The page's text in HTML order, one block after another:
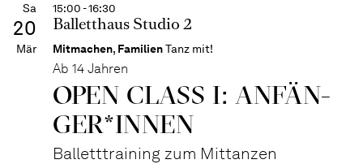
Sa
20
Mär
15:00 - 16:30
Balletthaus Studio 2
Mitmachen, FamilienTanz mit!
Ab 14 Jahren
OPEN CLASS I: ANFÄN­
GER*IN­NEN
Balletttraining zum Mittanzen